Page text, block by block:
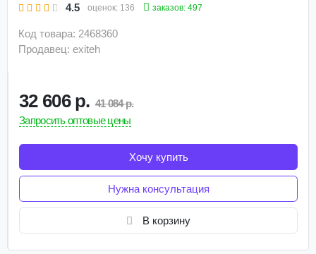
4.5 оценок: 136 заказов: 497
Код товара: 2468360
Продавец: exiteh
32 606 р. 41 084 р.
Запросить оптовые цены
Хочу купить
Нужна консультация
В корзину